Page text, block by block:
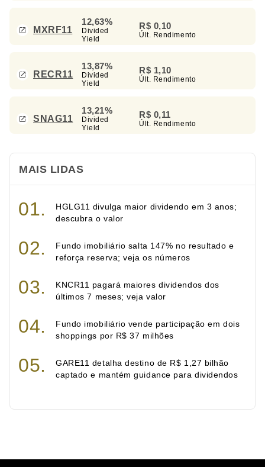
MXRF11
12,63%
Divided
Yield
R$ 0,10
Últ. Rendimento
RECR11
13,87%
Divided
Yield
R$ 1,10
Últ. Rendimento
SNAG11
13,21%
Divided
Yield
R$ 0,11
Últ. Rendimento
MAIS LIDAS
HGLG11 divulga maior dividendo em 3 anos;
descubra o valor
Fundo imobiliário salta 147% no resultado e
reforça reserva; veja os números
KNCR11 pagará maiores dividendos dos
últimos 7 meses; veja valor
Fundo imobiliário vende participação em dois
shoppings por R$ 37 milhões
GARE11 detalha destino de R$ 1,27 bilhão
captado e mantém guidance para dividendos